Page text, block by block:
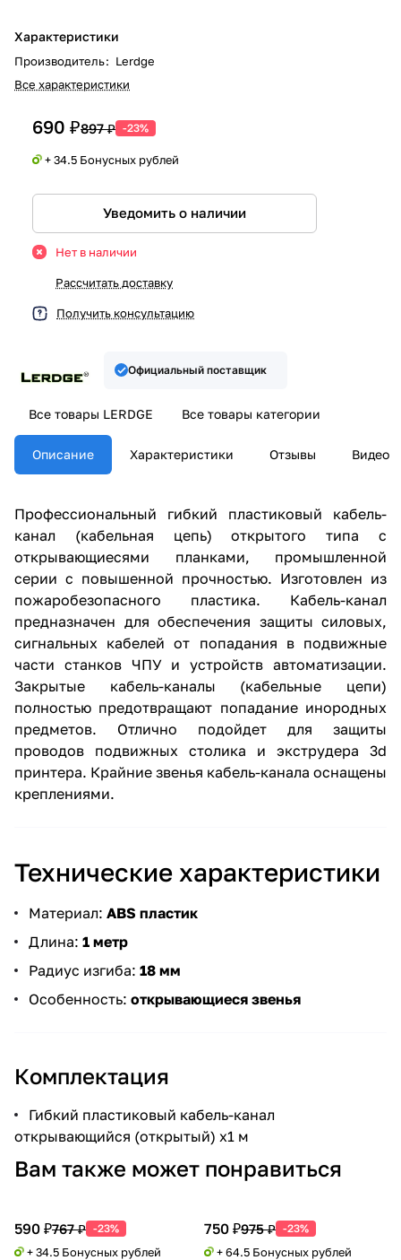
Характеристики
Производитель: Lerdge
Все характеристики
690 ₽897 ₽ -23%
+ 34.5 Бонусных рублей
Уведомить о наличии
Нет в наличии
Рассчитать доставку
Получить консультацию
Официальный поставщик
Все товары LERDGE Все товары категории
Описание Характеристики Отзывы Видео
Профессиональный гибкий пластиковый кабель-
канал (кабельная цепь) открытого типа с
открывающиесями планками, промышленной
серии с повышенной прочностью. Изготовлен из
пожаробезопасного пластика. Кабель-канал
предназначен для обеспечения защиты силовых,
сигнальных кабелей от попадания в подвижные
части станков ЧПУ и устройств автоматизации.
Закрытые кабель-каналы (кабельные цепи)
полностью предотвращают попадание инородных
предметов. Отлично подойдет для защиты
проводов подвижных столика и экструдера 3d
принтера. Крайние звенья кабель-канала оснащены
креплениями.
Технические характеристики
Материал: ABS пластик
Длина: 1 метр
Радиус изгиба: 18 мм
Особенность: открывающиеся звенья
Комплектация
Гибкий пластиковый кабель-канал
открывающийся (открытый) х1 м
Вам также может понравиться
590 ₽767 ₽ -23%
+ 34.5 Бонусных рублей
750 ₽975 ₽ -23%
+ 64.5 Бонусных рублей